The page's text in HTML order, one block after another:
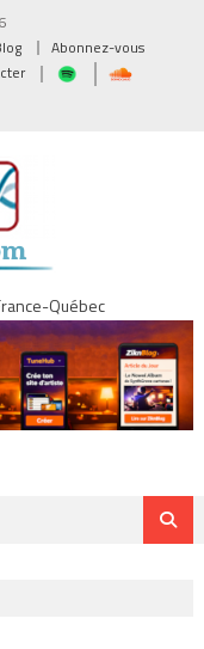
Abonnez-vous
Québec